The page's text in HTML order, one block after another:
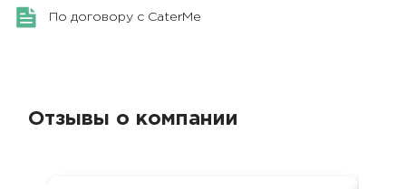
По договору с CaterMe
Отзывы о компании